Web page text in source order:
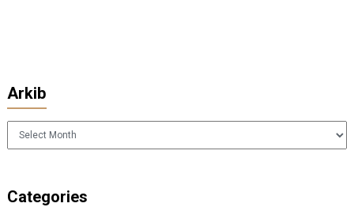
Arkib
Arkib
Categories